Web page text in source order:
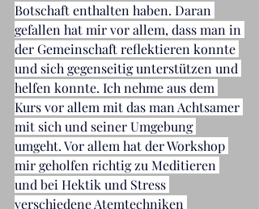
Botschaft enthalten haben. Daran
gefallen hat mir vor allem, dass man in
der Gemeinschaft reflektieren konnte
und sich gegenseitig unterstützen und
helfen konnte. Ich nehme aus dem
Kurs vor allem mit das man Achtsamer
mit sich und seiner Umgebung
umgeht. Vor allem hat der Workshop
mir geholfen richtig zu Meditieren
und bei Hektik und Stress
verschiedene Atemtechniken